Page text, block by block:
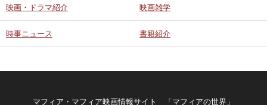
映画・ドラマ紹介 映画雑学
時事ニュース 書籍紹介
マフィア・マフィア映画情報サイト 「マフィアの世界」